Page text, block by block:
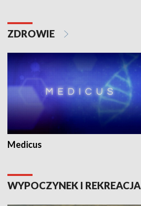
ZDROWIE
Medicus
WYPOCZYNEK I REKREACJA